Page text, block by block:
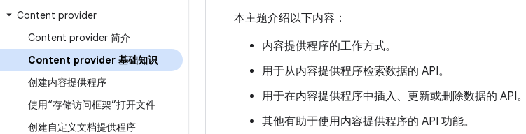
Content provider
Content provider 简介
Content provider 基础知识
创建内容提供程序
使用“存储访问框架”打开文件
创建自定义文档提供程序
本主题介绍以下内容：
内容提供程序的工作方式。
用于从内容提供程序检索数据的 API。
用于在内容提供程序中插入、更新或删除数据的 API。
其他有助于使用内容提供程序的 API 功能。